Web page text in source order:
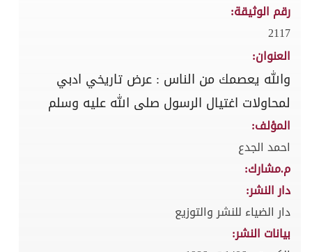
رقم الوثيقة:
2117
العنوان:
والله يعصمك من الناس : عرض تاريخي ادبي
لمحاولات اغتيال الرسول صلى الله عليه وسلم
المؤلف:
احمد الجدع
م.مشارك:
دار النشر:
دار الضياء للنشر والتوزيع
بيانات النشر: